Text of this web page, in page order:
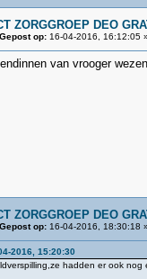
ZORGGROEP DEO
op: 16-04-2016, 16:12:05
van vrooger
ZORGGROEP DEO
op: 16-04-2016, 18:30:18
2016, 15:20:30
hadden er ook